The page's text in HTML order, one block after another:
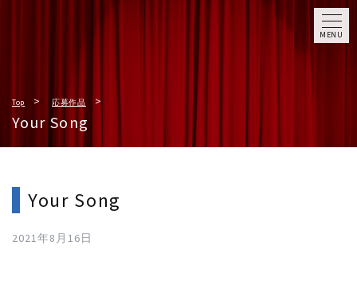
MENU
Top 応募作品
Your Song
Your Song
2021年8月16日